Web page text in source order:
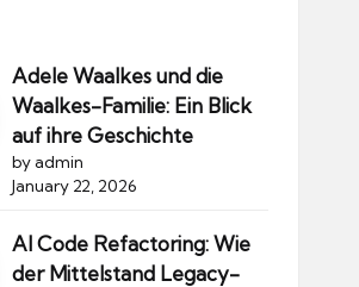
Adele Waalkes und die
Waalkes-Familie: Ein Blick
auf ihre Geschichte
by admin
January 22, 2026
AI Code Refactoring: Wie
der Mittelstand Legacy-